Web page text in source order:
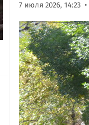
7 июля 2026, 14:23